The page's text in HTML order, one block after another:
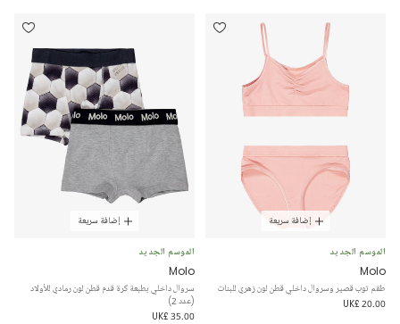
إضافة سريعة
الموسم الجديد
Molo
طقم توب قصير وسروال داخلي قطن لون زهري للبنات
UK£ 20.00
إضافة سريعة
الموسم الجديد
Molo
سروال داخلي بطبعة كرة قدم قطن لون رمادي للأولاد
(عدد 2)
UK£ 35.00